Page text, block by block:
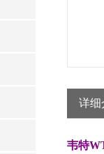
详细
韦特